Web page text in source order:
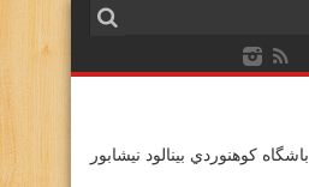
باشگاه كوهنوردي بينالود نيشابور